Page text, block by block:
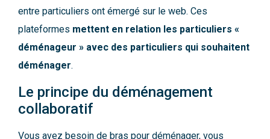
entre particuliers ont émergé sur le web. Ces
plateformes mettent en relation les particuliers «
déménageur » avec des particuliers qui souhaitent
déménager.
Le principe du déménagement
collaboratif
Vous avez besoin de bras pour déménager, vous